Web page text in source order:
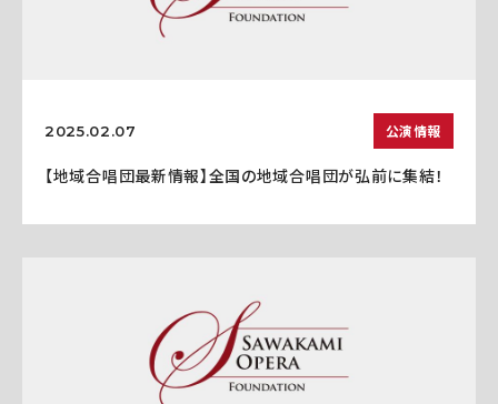
2025.02.07 公演情報
【地域合唱団最新情報】全国の地域合唱団が弘前に集結！